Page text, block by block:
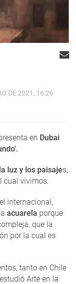
DE 2021, 16:26
en Dubai
la luz y los paisajes,
cual vivimos.
internacional,
acuarela porque
que la
por la cual es
tanto en Chile
Arte en la